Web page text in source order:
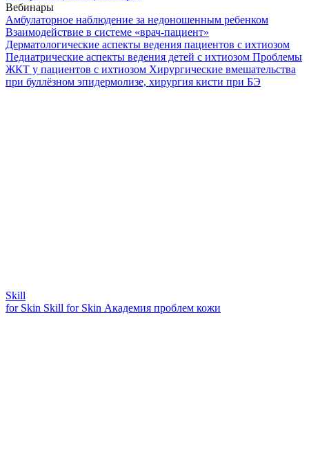
Вебинары
Амбулаторное наблюдение за недоношенным ребенком
Взаимодействие в системе «врач-пациент»
Дерматологические аспекты ведения пациентов с ихтиозом
Педиатрические аспекты ведения детей с ихтиозом Проблемы
ЖКТ у пациентов с ихтиозом Хирургические вмешательства
при буллёзном эпидермолизе, хирургия кисти при БЭ
Skill
for Skin Skill for Skin Академия проблем кожи